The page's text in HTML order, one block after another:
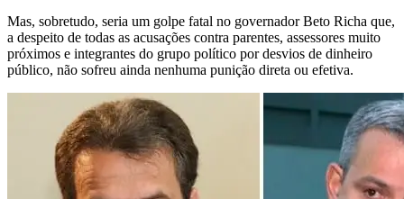
Mas, sobretudo, seria um golpe fatal no governador Beto Richa que,
a despeito de todas as acusações contra parentes, assessores muito
próximos e integrantes do grupo político por desvios de dinheiro
público, não sofreu ainda nenhuma punição direta ou efetiva.